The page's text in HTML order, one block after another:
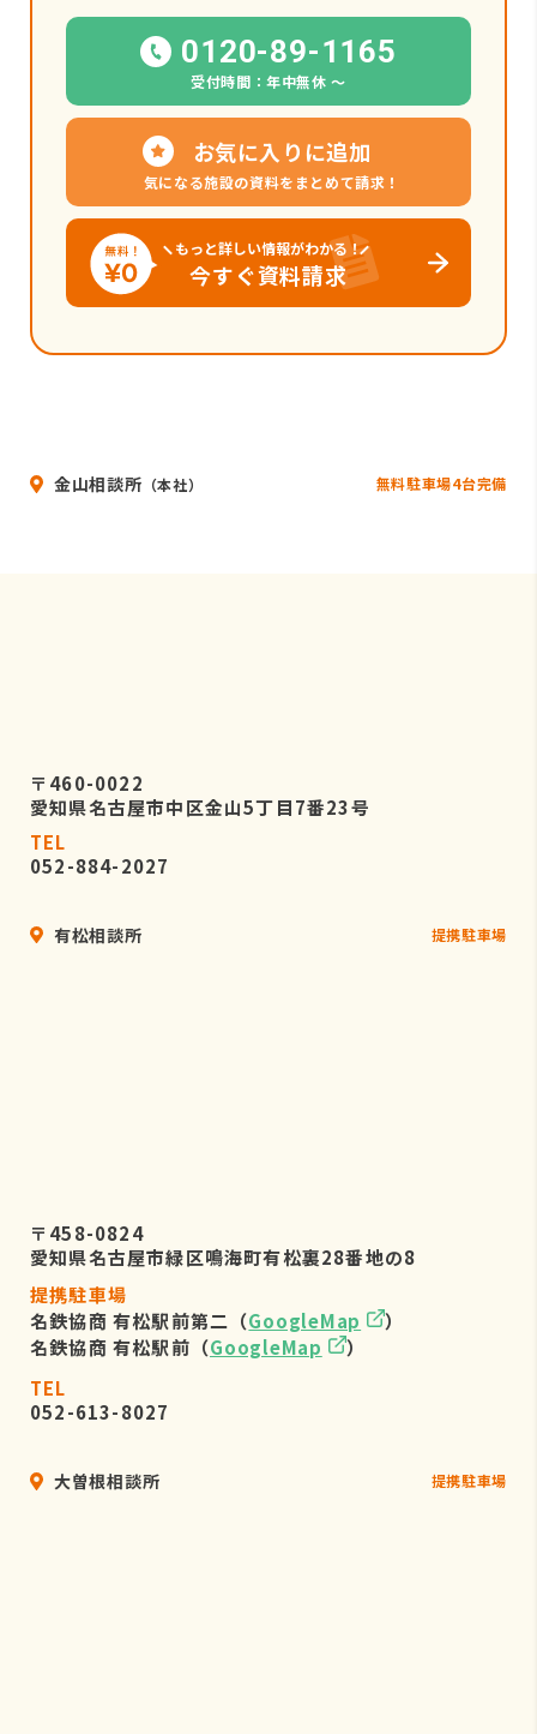
0120-89-1165
受付時間：年中無休 〜
お気に入りに追加
気になる施設の資料をまとめて請求！
もっと詳しい情報がわかる！
今すぐ資料請求
金山相談所 （本社） 無料駐車場4台完備
〒460-0022
愛知県名古屋市中区金山5丁目7番23号
TEL
052-884-2027
有松相談所 提携駐車場
〒458-0824
愛知県名古屋市緑区鳴海町有松裏28番地の8
提携駐車場
名鉄協商 有松駅前第二（GoogleMap
）
名鉄協商 有松駅前（GoogleMap
）
TEL
052-613-8027
大曽根相談所 提携駐車場